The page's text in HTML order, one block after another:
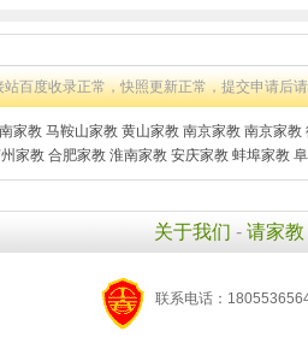
百度收录正常，快照更新正常，提交申请后
家教 马鞍山家教 黄山家教 南京家教 南京家教
家教 合肥家教 淮南家教 安庆家教 蚌埠家教
关于我们 - 请家教
联系电话：